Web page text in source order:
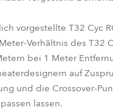
vorgestellte T32 Cyc
Verhältnis des
bei 1 Meter
auf
und die Crossover-
lassen.